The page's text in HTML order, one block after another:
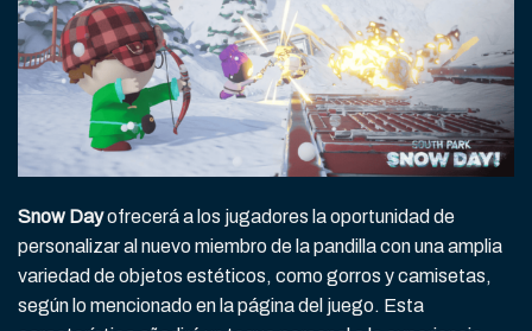
Snow Dayofrecerá a los jugadores la oportunidad de
personalizar al nuevo miembro de la pandilla con una amplia
variedad de objetos estéticos, como gorros y camisetas,
según lo mencionado en la página del juego. Esta